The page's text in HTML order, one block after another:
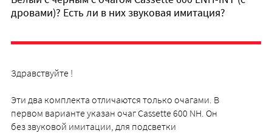
дровами)? Есть ли в них звуковая имитация?
Здравствуйте !
Эти два комплекта отличаются только очагами. В
первом варианте указан очаг Cassette 600 NH. Он
без звуковой имитации, для подсветки